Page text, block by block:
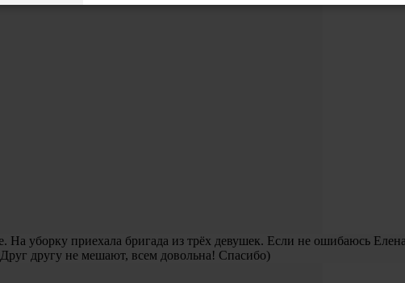
На уборку приехала бригада из трёх девушек. Если не ошибаюсь
другу не мешают, всем довольна! Спасибо)